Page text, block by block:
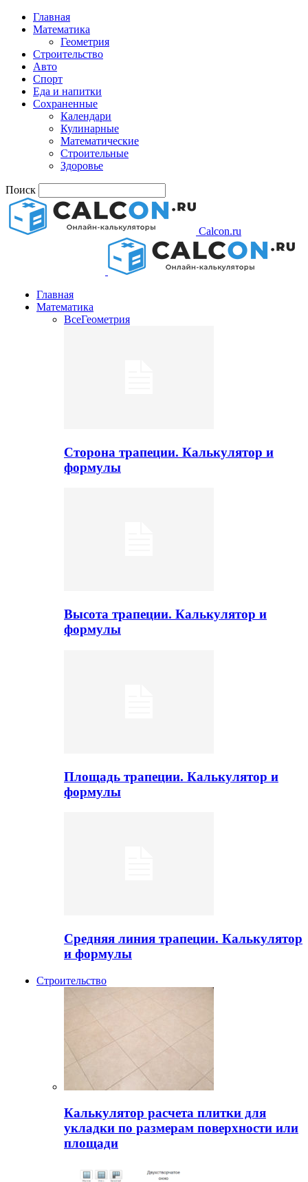
Главная
Математика
Геометрия
Строительство
Авто
Спорт
Еда и напитки
Сохраненные
Календари
Кулинарные
Математические
Строительные
Здоровье
Поиск
Calcon.ru
Главная
Математика
ВсеГеометрия
Сторона трапеции. Калькулятор и
формулы
Высота трапеции. Калькулятор и
формулы
Площадь трапеции. Калькулятор и
формулы
Средняя линия трапеции. Калькулятор
и формулы
Строительство
Калькулятор расчета плитки для
укладки по размерам поверхности или
площади